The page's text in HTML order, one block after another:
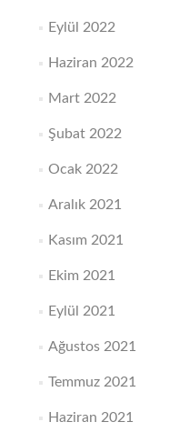
Eylül 2022
Haziran 2022
Mart 2022
Şubat 2022
Ocak 2022
Aralık 2021
Kasım 2021
Ekim 2021
Eylül 2021
Ağustos 2021
Temmuz 2021
Haziran 2021